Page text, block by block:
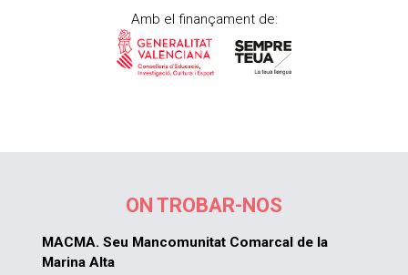
Amb el finançament de:
ON TROBAR-NOS
MACMA. Seu Mancomunitat Comarcal de la
Marina Alta